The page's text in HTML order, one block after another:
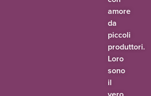
amore
da
piccoli
produttori.
Loro
sono
il